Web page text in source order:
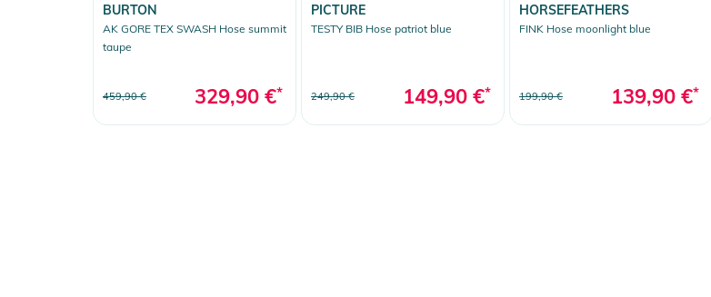
BURTON
AK GORE TEX SWASH Hose summit
taupe
459,90 € 329,90 €*
PICTURE
TESTY BIB Hose patriot blue
249,90 € 149,90 €*
HORSEFEATHERS
FINK Hose moonlight blue
199,90 € 139,90 €*